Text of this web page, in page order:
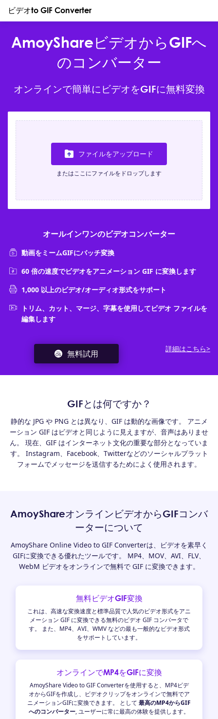
ビデオto GIF Converter
AmoyShareビデオからGIFへ
のコンバーター
オンラインで簡単にビデオをGIFに無料変換
ファイルをアップロード
またはここにファイルをドロップします
オールインワンのビデオコンバーター
動画をミームGIFにバッチ変換
60 倍の速度でビデオをアニメーション GIF に変換します
1,000 以上のビデオ/オーディオ形式をサポート
トリム、カット、マージ、字幕を使用してビデオ ファイルを
編集します
無料試用
詳細はこちら>
GIFとは何ですか？
静的な JPG や PNG とは異なり、GIF は動的な画像です。 アニメ
ーション GIF はビデオと同じように見えますが、音声はありませ
ん。 現在、GIF はインターネット文化の重要な部分となっていま
す。 Instagram、Facebook、Twitterなどのソーシャルプラット
フォームでメッセージを送信するためによく使用されます。
AmoyShareオンラインビデオからGIFコンバ
ーターについて
AmoyShare Online Video to GIF Converterは、ビデオを素早く
GIFに変換できる優れたツールです。 MP4、MOV、AVI、FLV、
WebM ビデオをオンラインで無料で GIF に変換できます。
無料ビデオGIF変換
これは、高速な変換速度と標準品質で人気のビデオ形式をアニ
メーション GIF に変換できる無料のビデオ GIF コンバータで
す。 また、MP4、AVI、WMV などの最も一般的なビデオ形式
をサポートしています。
オンラインでMP4をGIFに変換
AmoyShare Video to GIF Converterを使用すると、MP4ビデ
オからGIFを作成し、ビデオクリップをオンラインで無料でア
ニメーションGIFに変換できます。 として 最高のMP4からGIF
へのコンバーター, ユーザーに常に最高の体験を提供します。